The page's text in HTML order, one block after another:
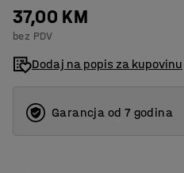
500
800
1000
1200
37,00 KM
bez PDV
Dodaj na popis za kupovinu
Garancja od 7 godina